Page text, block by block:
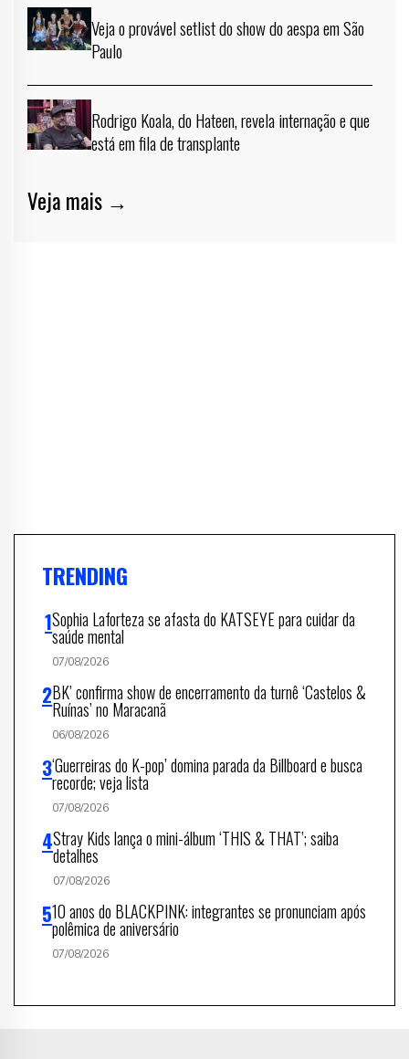
Veja o provável setlist do show do aespa em São
Paulo
Rodrigo Koala, do Hateen, revela internação e que
está em fila de transplante
Veja mais →
TRENDING
Sophia Laforteza se afasta do KATSEYE para cuidar da
saúde mental
07/08/2026
BK’ confirma show de encerramento da turnê ‘Castelos &
Ruínas’ no Maracanã
06/08/2026
‘Guerreiras do K-pop’ domina parada da Billboard e busca
recorde; veja lista
07/08/2026
Stray Kids lança o mini-álbum ‘THIS & THAT’; saiba
detalhes
07/08/2026
10 anos do BLACKPINK: integrantes se pronunciam após
polêmica de aniversário
07/08/2026